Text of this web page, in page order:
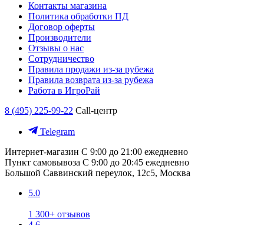
Контакты магазина
Политика обработки ПД
Договор оферты
Производители
Отзывы о нас
Сотрудничество
Правила продажи из-за рубежа
Правила возврата из-за рубежа
Работа в ИгроРай
8 (495) 225-99-22 Call-центр
Telegram
Интернет-магазин С 9:00 до 21:00 ежедневно
Пункт самовывоза С 9:00 до 20:45 ежедневно
Большой Саввинский переулок, 12с5, Москва
5.0
1 300+ отзывов